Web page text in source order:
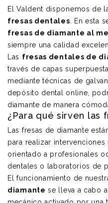
El Valdent disponemos de
fresas dentales . En esta
fresas de diamante al
siempre una calidad
Las fresas dentales de
través de capas
mediante técnicas de
depósito dental online,
diamante de manera
¿Para qué sirven las
Las fresas de diamante
para realizar
orientado a profesionales
dentales o laboratorios de
El funcionamiento de
diamante se lleva a cabo